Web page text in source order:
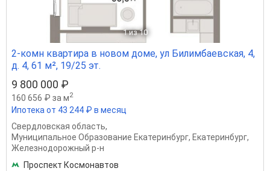
1 из 10
2-комн квартира в новом доме, ул Билимбаевская, 4,
д. 4, 61 м², 19/25 эт.
9 800 000 ₽
160 656 ₽ за м2
Ипотека от 43 244 ₽ в месяц
Свердловская область,
Муниципальное Образование Екатеринбург, Екатеринбург,
Железнодорожный р-н
Проспект Космонавтов